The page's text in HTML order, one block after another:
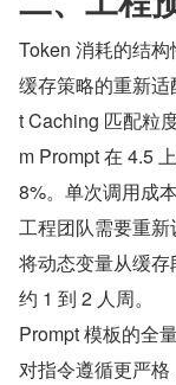
Token 消耗的结构
缓存策略的重新
t Caching 匹配粒
m Prompt 在 4.5
8%。单次调用成
工程团队需要重
将动态变量从缓
约 1 到 2 人周。
Prompt 模板的全
对指令遵循更严格